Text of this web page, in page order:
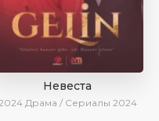
Невеста
Драма / Сериалы 2024